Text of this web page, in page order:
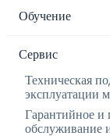
Обучение
Сервис
Техническая
эксплуатации
Гарантийное и
обслуживание